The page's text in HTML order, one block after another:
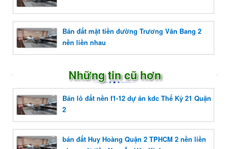
Bán đất mặt tiền đường Trương Văn Bang 2
nền liền nhau
Những tin cũ hơn
Bán lô đất nền f1-12 dự án kdc Thế Kỷ 21 Quận
2
bán đất Huy Hoàng Quận 2 TPHCM 2 nền liền